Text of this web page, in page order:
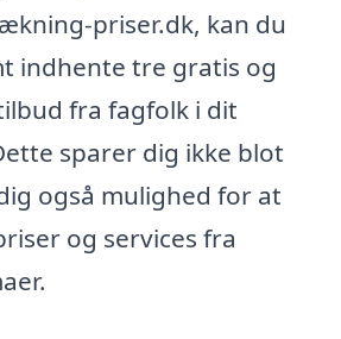
priser.dk, kan du
indhente tre gratis og
fra fagfolk i dit
sparer dig ikke blot
også mulighed for at
og services fra